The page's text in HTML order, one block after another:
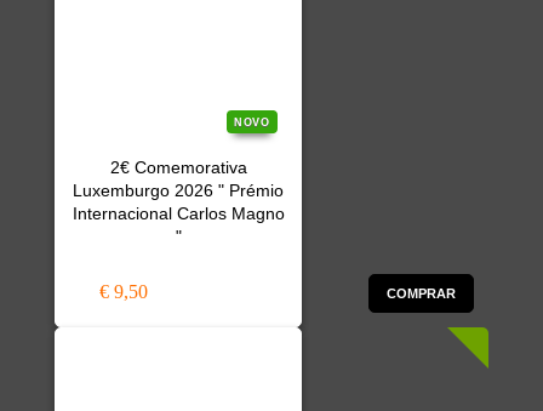
NOVO
2€ Comemorativa
Luxemburgo 2026 " Prémio
Internacional Carlos Magno
"
€ 9,50 COMPRAR